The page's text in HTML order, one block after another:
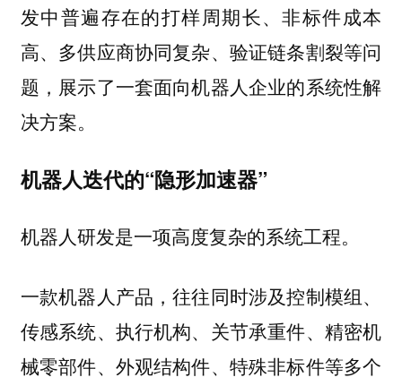
发中普遍存在的打样周期长、非标件成本
高、多供应商协同复杂、验证链条割裂等问
题，展示了一套面向机器人企业的系统性解
决方案。
机器人迭代的“隐形加速器”
机器人研发是一项高度复杂的系统工程。
一款机器人产品，往往同时涉及控制模组、
传感系统、执行机构、关节承重件、精密机
械零部件、外观结构件、特殊非标件等多个